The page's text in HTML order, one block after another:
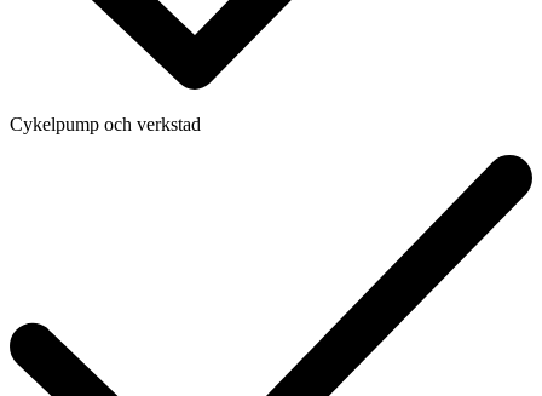
Cykelpump och verkstad